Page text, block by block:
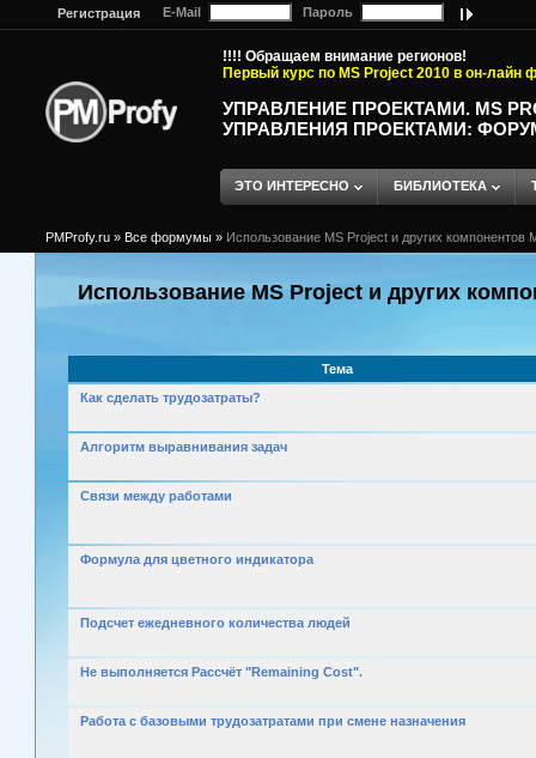
Регистрация E-Mail Пароль
!!!! Обращаем внимание регионов!
Первый курс по MS Project 2010 в он-лайн
УПРАВЛЕНИЕ ПРОЕКТАМИ. MS
УПРАВЛЕНИЯ ПРОЕКТАМИ:
ЭТО ИНТЕРЕСНО БИБЛИОТЕКА
PMProfy.ru » Все формумы » Использование MS Project и других компонентов
Использование MS Project и других
Тема
Как сделать трудозатраты?
Алгоритм выравнивания задач
Связи между работами
Формула для цветного индикатора
Подсчет ежедневного количества людей
Не выполняется Рассчёт "Remaining Cost".
Работа с базовыми трудозатратами при смене назначения